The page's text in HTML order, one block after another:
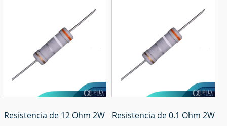
Resistencia de 12 Ohm 2W Resistencia de 0.1 Ohm 2W